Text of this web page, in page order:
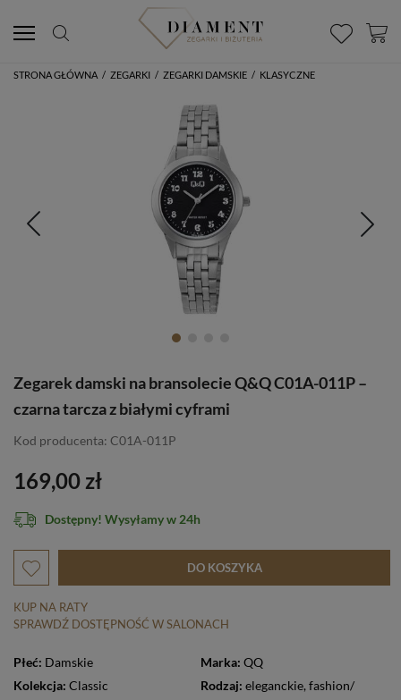
STRONA GŁÓWNA / ZEGARKI / ZEGARKI DAMSKIE / KLASYCZNE
Zegarek damski na bransolecie Q&Q C01A-011P –
czarna tarcza z białymi cyframi
Kod producenta: C01A-011P
169,00 zł
Dostępny! Wysyłamy w 24h
DO KOSZYKA
KUP NA RATY
SPRAWDŹ DOSTĘPNOŚĆ W SALONACH
Płeć: Damskie Marka: QQ
Kolekcja: Classic Rodzaj: eleganckie,